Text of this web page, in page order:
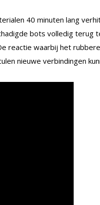
40 minuten lang
bots volledig terug
reactie waarbij het
nieuwe verbindingen